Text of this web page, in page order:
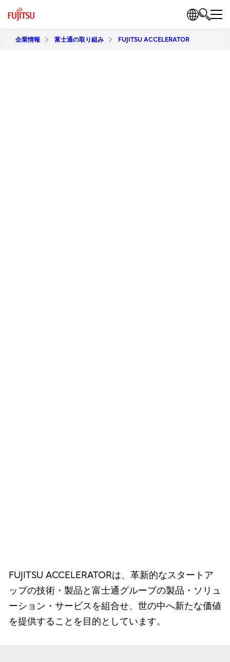
企業情報 富士通の取り組み FUJITSU ACCELERATOR
FUJITSU ACCELERATORは、革新的なスタートア
ップの技術・製品と富士通グループの製品・ソリュ
ーション・サービスを組合せ、世の中へ新たな価値
を提供することを目的としています。